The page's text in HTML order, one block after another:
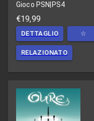
Gioco PSN PS4
€19,99
DETTAGLIO ☆
RELAZIONATO